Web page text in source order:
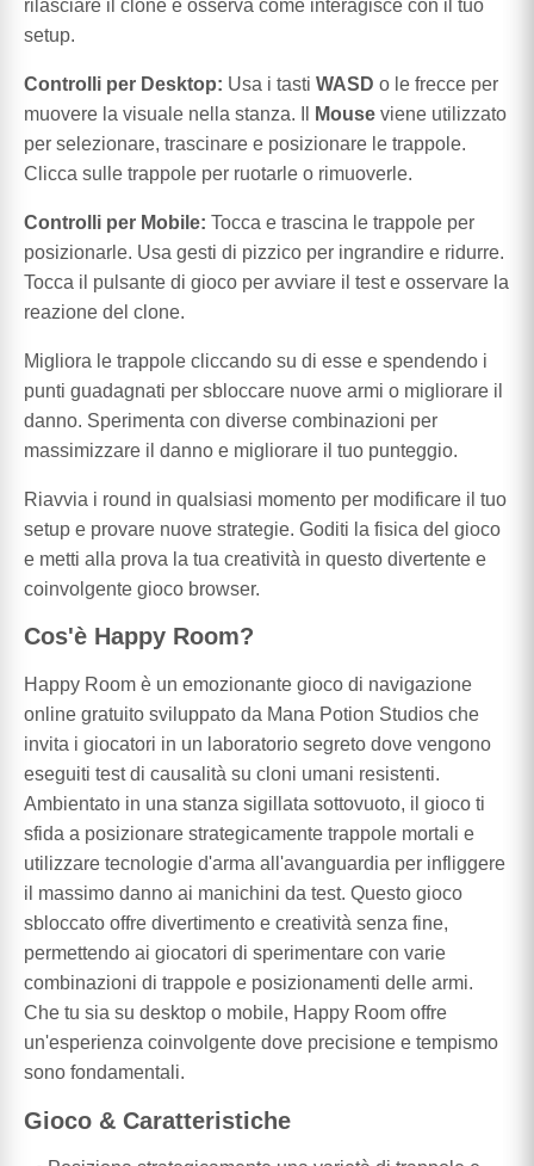
rilasciare il clone e osserva come interagisce con il tuo
setup.
Controlli per Desktop: Usa i tasti WASD o le frecce per
muovere la visuale nella stanza. Il
Mouse viene utilizzato
per selezionare, trascinare e posizionare le trappole.
Clicca sulle trappole per ruotarle o rimuoverle.
Controlli per Mobile: Tocca e trascina le trappole per
posizionarle. Usa gesti di pizzico per ingrandire e ridurre.
Tocca il pulsante di gioco per avviare il test e osservare la
reazione del clone.
Migliora le trappole cliccando su di esse e spendendo i
punti guadagnati per sbloccare nuove armi o migliorare il
danno. Sperimenta con diverse combinazioni per
massimizzare il danno e migliorare il tuo punteggio.
Riavvia i round in qualsiasi momento per modificare il tuo
setup e provare nuove strategie. Goditi la fisica del gioco
e metti alla prova la tua creatività in questo divertente e
coinvolgente gioco browser.
Cos'è Happy Room?
Happy Room è un emozionante gioco di navigazione
online gratuito sviluppato da Mana Potion Studios che
invita i giocatori in un laboratorio segreto dove vengono
eseguiti test di causalità su cloni umani resistenti.
Ambientato in una stanza sigillata sottovuoto, il gioco ti
sfida a posizionare strategicamente trappole mortali e
utilizzare tecnologie d'arma all'avanguardia per infliggere
il massimo danno ai manichini da test. Questo gioco
sbloccato offre divertimento e creatività senza fine,
permettendo ai giocatori di sperimentare con varie
combinazioni di trappole e posizionamenti delle armi.
Che tu sia su desktop o mobile, Happy Room offre
un'esperienza coinvolgente dove precisione e tempismo
sono fondamentali.
Gioco & Caratteristiche